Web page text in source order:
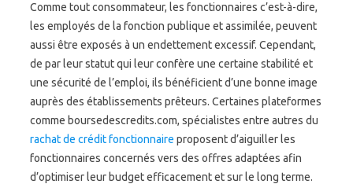
Comme tout consommateur, les fonctionnaires c’est-à-dire,
les employés de la fonction publique et assimilée, peuvent
aussi être exposés à un endettement excessif. Cependant,
de par leur statut qui leur confère une certaine stabilité et
une sécurité de l’emploi, ils bénéficient d’une bonne image
auprès des établissements prêteurs. Certaines plateformes
comme boursedescredits.com, spécialistes entre autres du
rachat de crédit fonctionnaire proposent d’aiguiller les
fonctionnaires concernés vers des offres adaptées afin
d’optimiser leur budget efficacement et sur le long terme.